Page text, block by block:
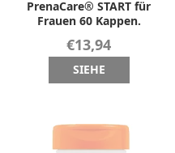
PrenaCare® START für
Frauen 60 Kappen.
€13,94
SIEHE